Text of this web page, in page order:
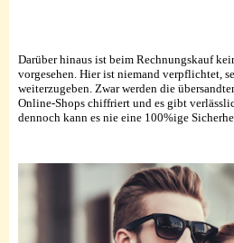
Darüber hinaus ist beim Rechnungskauf
vorgesehen. Hier ist niemand verpflichtet,
weiterzugeben. Zwar werden die
Online-Shops chiffriert und es gibt
dennoch kann es nie eine 100%ige